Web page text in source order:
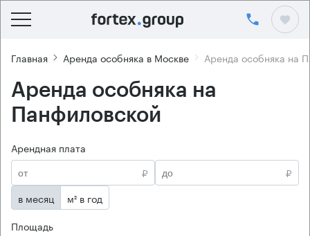
Главная Аренда особняка в Москве Аренда особняка на
Аренда особняка на
Панфиловской
Арендная плата
₽
₽
в месяц
м² в год
Площадь